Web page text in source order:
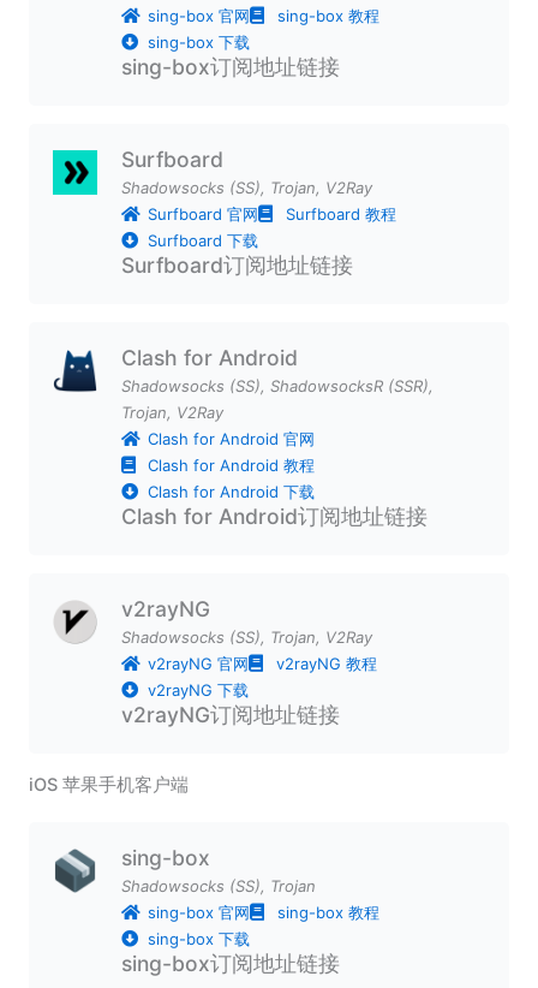
sing-box 官网
sing-box 教程
sing-box 下载
sing-box订阅地址链接
Surfboard
Shadowsocks (SS), Trojan, V2Ray
Surfboard 官网
Surfboard 教程
Surfboard 下载
Surfboard订阅地址链接
Clash for Android
Shadowsocks (SS), ShadowsocksR (SSR),
Trojan, V2Ray
Clash for Android 官网
Clash for Android 教程
Clash for Android 下载
Clash for Android订阅地址链接
v2rayNG
Shadowsocks (SS), Trojan, V2Ray
v2rayNG 官网
v2rayNG 教程
v2rayNG 下载
v2rayNG订阅地址链接
iOS 苹果手机客户端
sing-box
Shadowsocks (SS), Trojan
sing-box 官网
sing-box 教程
sing-box 下载
sing-box订阅地址链接